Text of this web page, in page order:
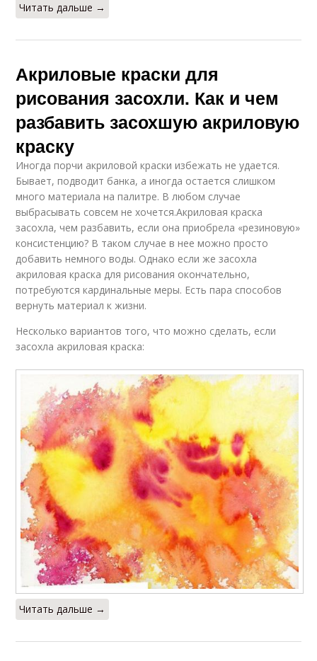
Читать дальше →
Акриловые краски для
рисования засохли. Как и чем
разбавить засохшую акриловую
краску
Иногда порчи акриловой краски избежать не удается.
Бывает, подводит банка, а иногда остается слишком
много материала на палитре. В любом случае
выбрасывать совсем не хочется.Акриловая краска
засохла, чем разбавить, если она приобрела «резиновую»
консистенцию? В таком случае в нее можно просто
добавить немного воды. Однако если же засохла
акриловая краска для рисования окончательно,
потребуются кардинальные меры. Есть пара способов
вернуть материал к жизни.
Несколько вариантов того, что можно сделать, если
засохла акриловая краска:
Читать дальше →